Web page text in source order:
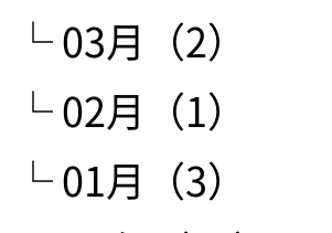
└ 03月（2）
└ 02月（1）
└ 01月（3）